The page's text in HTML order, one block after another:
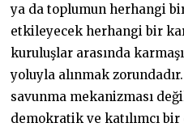
ya da toplumun herhangi
etkileyecek herhangi bir
kuruluşlar arasında
yoluyla alınmak
savunma mekanizması
demokratik ve katılımcı